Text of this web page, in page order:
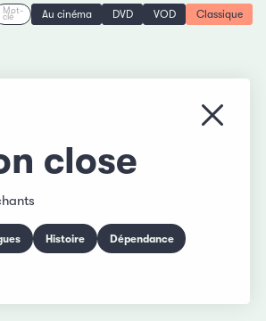
Mot-
clé Au cinéma DVD VOD Classique
close
Histoire Dépendance